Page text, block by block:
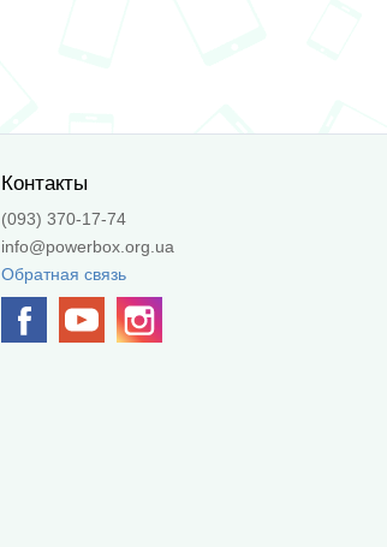
Контакты
(093) 370-17-74
info@powerbox.org.ua
Обратная связь